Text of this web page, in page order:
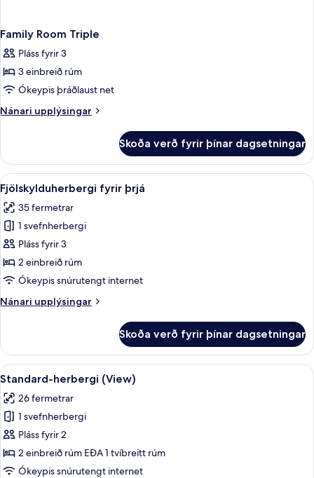
Family Room Triple
Pláss fyrir 3
3 einbreið rúm
Ókeypis þráðlaust net
Nánari upplýsingar
Nánari
Room
Triple
Skoða verð fyrir þínar dagsetningar
Skoða
allar
myndir
fyrir
Fjölskylduherbergi
fyrir
þrjá
Fjölskylduherbergi fyrir þrjá |
7
Fjölskylduherbergi fyrir þrjá
35 fermetrar
1 svefnherbergi
Pláss fyrir 3
2 einbreið rúm
Ókeypis snúrutengt internet
Nánari upplýsingar
Nánari
fyrir
þrjá
Skoða verð fyrir þínar dagsetningar
Skoða
allar
myndir
fyrir
Standard-
herbergi
(View)
Rúmföt af bestu gerð, rúm með
8
Standard-herbergi (View)
26 fermetrar
1 svefnherbergi
Pláss fyrir 2
2 einbreið rúm EÐA 1 tvíbreitt rúm
Ókeypis snúrutengt internet